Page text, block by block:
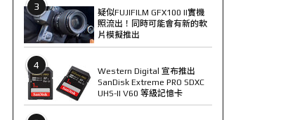
3
疑似FUJIFILM GFX100 II實機
照流出！同時可能會有新的軟
片模擬推出
4
Western Digital 宣布推出
SanDisk Extreme PRO SDXC
UHS-II V60 等級記憶卡